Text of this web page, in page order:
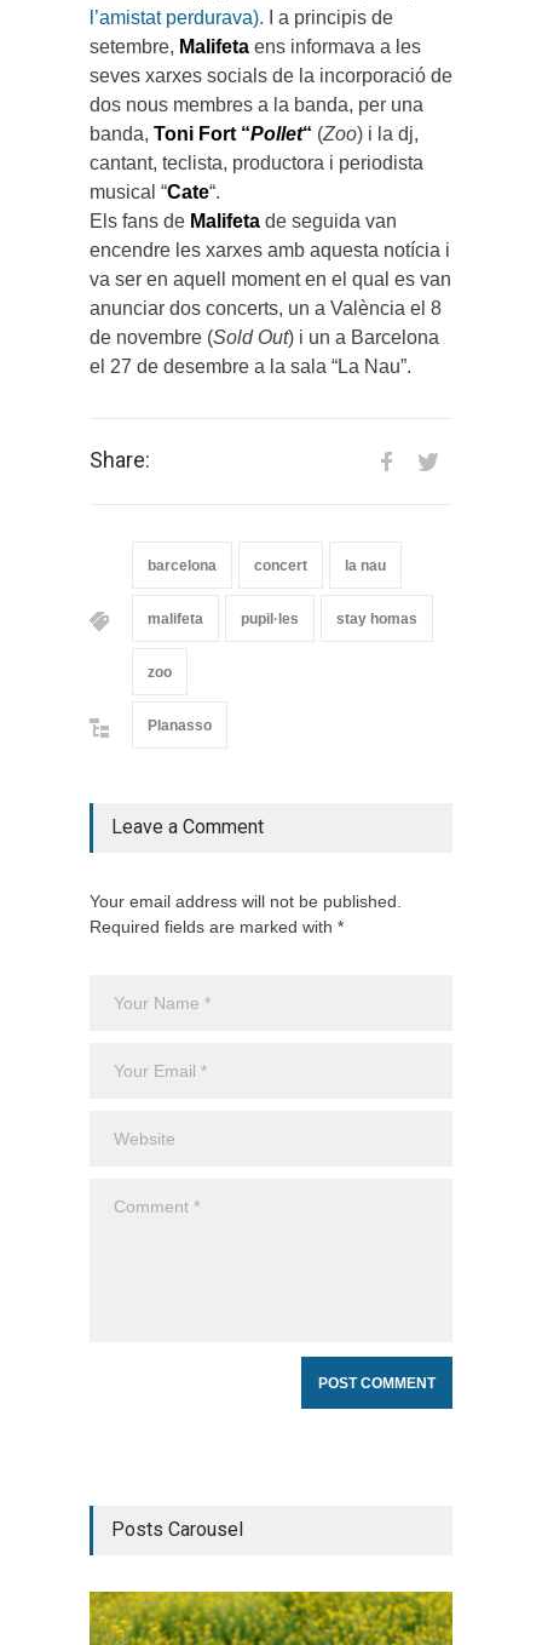
l’amistat perdurava). I a principis de
setembre, Malifeta ens informava a les
seves xarxes socials de la incorporació de
dos nous membres a la banda, per una
banda, Toni Fort “Pollet“ (Zoo) i la dj,
cantant, teclista, productora i periodista
musical “Cate“.
Els fans de Malifeta de seguida van
encendre les xarxes amb aquesta notícia i
va ser en aquell moment en el qual es van
anunciar dos concerts, un a València el 8
de novembre (Sold Out) i un a Barcelona
el 27 de desembre a la sala “La Nau”.
Share:
barcelona concert la nau
malifeta pupil·les stay homas
zoo
Planasso
Leave a Comment
Your email address will not be published.
Required fields are marked with *
Posts Carousel